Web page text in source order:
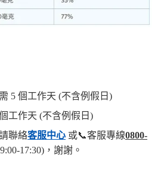
5 個工作天 (不含例假日)
工作天 (不含例假日)
聯絡客服中心 或📞客服專線0800-
17:30)，謝謝。